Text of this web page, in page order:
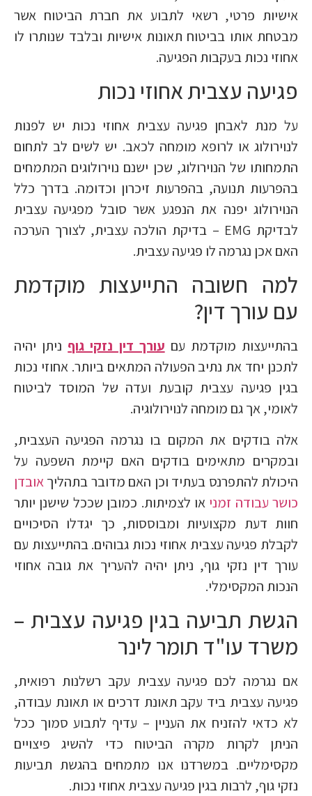
אישיות פרטי, רשאי לתבוע את חברת הביטוח אשר
מבטחת אותו בביטוח תאונות אישיות ובלבד שנותרו לו
אחוזי נכות בעקבות הפגיעה.
פגיעה עצבית אחוזי נכות
על מנת לאבחן פגיעה עצבית אחוזי נכות יש לפנות
לנוירולוג או לרופא מומחה לכאב. יש לשים לב לתחום
התמחותו של הנוירולוג, שכן ישנם נוירולוגים המתמחים
בהפרעות תנועה, בהפרעות זיכרון וכדומה. בדרך כלל
הנוירולוג יפנה את הנפגע אשר סובל מפגיעה עצבית
לבדיקת EMG – בדיקת הולכה עצבית, לצורך הערכה
האם אכן נגרמה לו פגיעה עצבית.
למה חשובה התייעצות מוקדמת
עם עורך דין?
בהתייעצות מוקדמת עם עורך דין נזקי גוף ניתן יהיה
לתכנן יחד את נתיב הפעולה המתאים ביותר. אחוזי נכות
בגין פגיעה עצבית קובעת ועדה של המוסד לביטוח
לאומי, אך גם מומחה לנוירולוגיה.
אלה בודקים את המקום בו נגרמה הפגיעה העצבית,
ובמקרים מתאימים בודקים האם קיימת השפעה על
היכולת להתפרנס בעתיד וכן האם מדובר בתהליךאובדן
כושר עבודה זמני או לצמיתות. כמובן שככל שישנן יותר
חוות דעת מקצועיות ומבוססות, כך יגדלו הסיכויים
לקבלת פגיעה עצבית אחוזי נכות גבוהים. בהתייעצות עם
עורך דין נזקי גוף, ניתן יהיה להעריך את גובה אחוזי
הנכות המקסימלי.
הגשת תביעה בגין פגיעה עצבית –
משרד עו"ד תומר לינר
אם נגרמה לכם פגיעה עצבית עקב רשלנות רפואית,
פגיעה עצבית ביד עקב תאונת דרכים או תאונת עבודה,
לא כדאי להזניח את העניין – עדיף לתבוע סמוך ככל
הניתן לקרות מקרה הביטוח כדי להשיג פיצויים
מקסימליים. במשרדנו אנו מתמחים בהגשת תביעות
נזקי גוף, לרבות בגין פגיעה עצבית אחוזי נכות.